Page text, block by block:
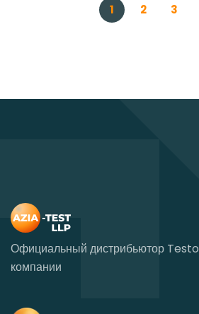
1 2 3
Официальный дистрибьютор Testo
компании